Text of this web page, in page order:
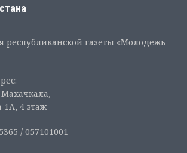
республиканской газеты «Молодежь
1А, 4 этаж
/ 057101001